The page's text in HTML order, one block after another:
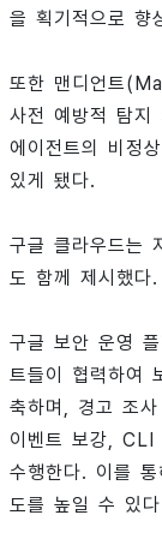
을 획기적으로 향
또한 맨디언트
사전 예방적 탐지
에이전트의 비정
있게 됐다.
구글 클라우드는
도 함께 제시했다.
구글 보안 운영
트들이 협력하여
축하며, 경고 조
이벤트 보강, CLI
수행한다. 이를
도를 높일 수 있